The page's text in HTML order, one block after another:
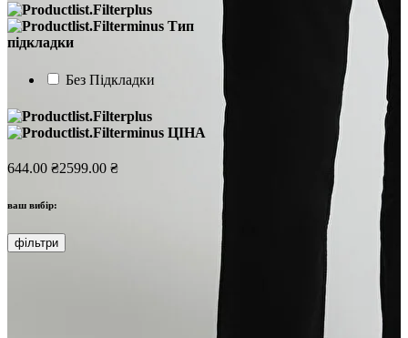
Тип
підкладки
Без Підкладки
ЦІНА
644.00 ₴2599.00 ₴
ваш вибір:
фільтри